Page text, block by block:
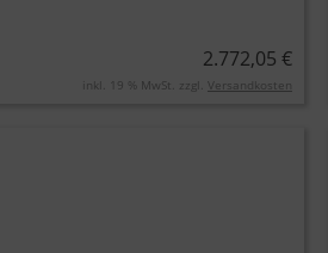
2.772,05 €
inkl. 19 % MwSt. zzgl. Versandkosten